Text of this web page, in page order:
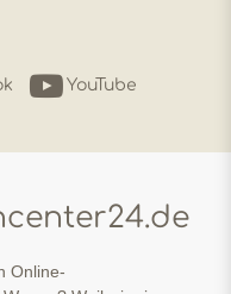
YouTube
Online-